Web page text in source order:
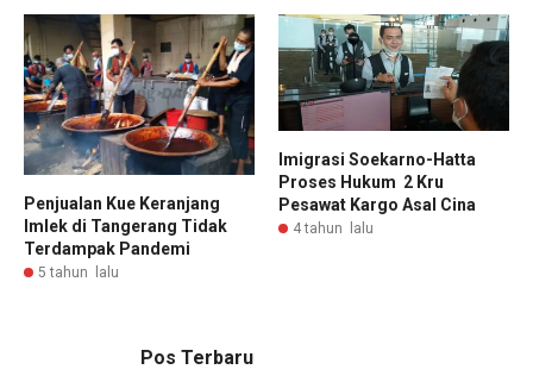
Penjualan Kue Keranjang
Imlek di Tangerang Tidak
Terdampak Pandemi
5 tahun lalu
Imigrasi Soekarno-Hatta
Proses Hukum 2 Kru
Pesawat Kargo Asal Cina
4 tahun lalu
Pos Terbaru